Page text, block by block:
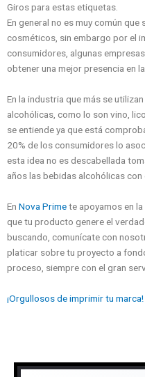
Giros para estas etiquetas.
En general no es muy común
cosméticos, sin embargo por el
consumidores, algunas
obtener una mejor presencia en
En la industria que más se
alcohólicas, como lo son vino,
se entiende ya que está
20% de los consumidores lo
esta idea no es descabellada
años las bebidas alcohólicas
En Nova Primete apoyamos en
que tu producto genere el
buscando, comunícate con
platicar sobre tu proyecto a
proceso, siempre con el gran
¡Orgullosos de imprimir tu marca!